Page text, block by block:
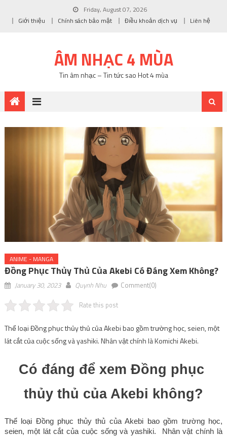
Friday, August 07, 2026
Giới thiệu
Chính sách bảo mật Điều khoản dịch vụ Liên hệ
ÂM NHẠC 4 MÙA
Tin âm nhạc – Tin tức sao Hot 4 mùa
ANIME - MANGA
Đồng Phục Thủy Thủ Của Akebi Có Đáng Xem Không?
January 30, 2023 Quynh Nhu Comment(0)
Rate this post
Thể loại Đồng phục thủy thủ của Akebi bao gồm trường học, seien, một
lát cắt của cuộc sống và yashiki. Nhân vật chính là Komichi Akebi.
Có đáng để xem Đồng phục
thủy thủ của Akebi không?
Thể loại Đồng phục thủy thủ của Akebi bao gồm trường học,
seien, một lát cắt của cuộc sống và yashiki.  Nhân vật chính là